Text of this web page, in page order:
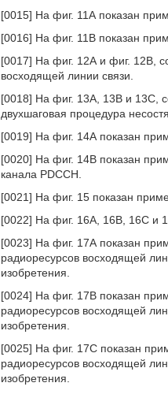
[0015] На фиг. 11А показан
[0016] На фиг. 11В показан
[0017] На фиг. 12А и фиг. 12В,
восходящей линии связи.
[0018] На фиг. 13А, 13В и 13С,
двухшаговая процедура
[0019] На фиг. 14А показан
[0020] На фиг. 14В показан
канала PDCCH.
[0021] На фиг. 15 показан
[0022] На фиг. 16А, 16В, 16С и
[0023] На фиг. 17А показан
радиоресурсов восходящей
изобретения.
[0024] На фиг. 17В показан
радиоресурсов восходящей
изобретения.
[0025] На фиг. 17С показан
радиоресурсов восходящей
изобретения.